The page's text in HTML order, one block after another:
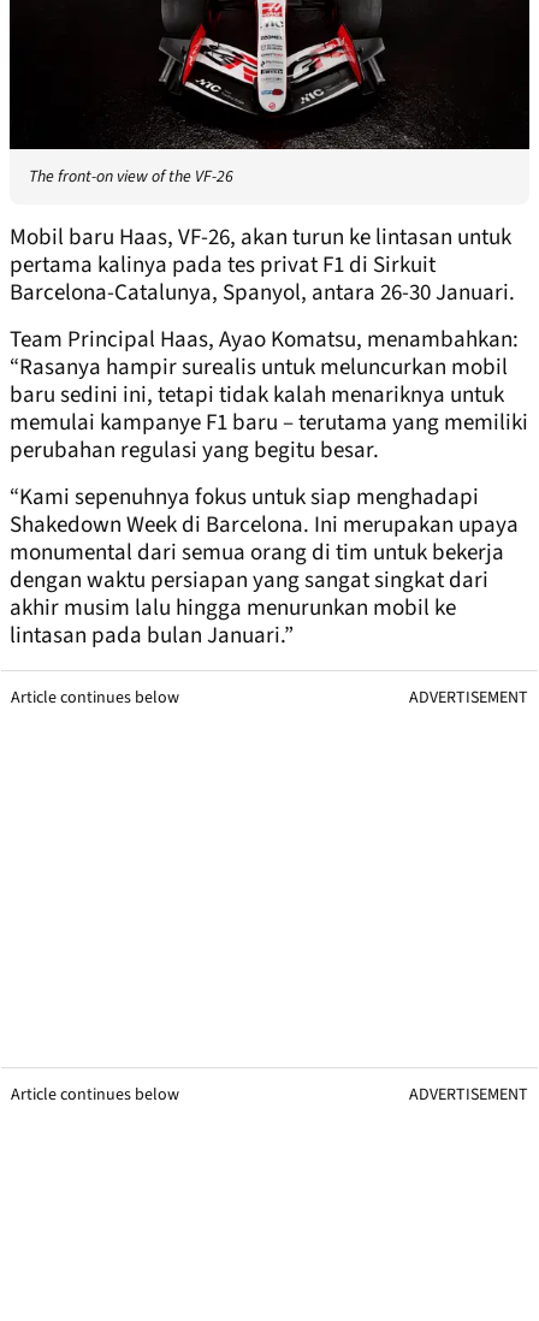
The front-on view of the VF-26
Mobil baru Haas, VF-26, akan turun ke lintasan untuk
pertama kalinya pada tes privat F1 di Sirkuit
Barcelona-Catalunya, Spanyol, antara 26-30 Januari.
Team Principal Haas, Ayao Komatsu, menambahkan:
“Rasanya hampir surealis untuk meluncurkan mobil
baru sedini ini, tetapi tidak kalah menariknya untuk
memulai kampanye F1 baru – terutama yang memiliki
perubahan regulasi yang begitu besar.
“Kami sepenuhnya fokus untuk siap menghadapi
Shakedown Week di Barcelona. Ini merupakan upaya
monumental dari semua orang di tim untuk bekerja
dengan waktu persiapan yang sangat singkat dari
akhir musim lalu hingga menurunkan mobil ke
lintasan pada bulan Januari.”
Article continues below ADVERTISEMENT
Article continues below ADVERTISEMENT